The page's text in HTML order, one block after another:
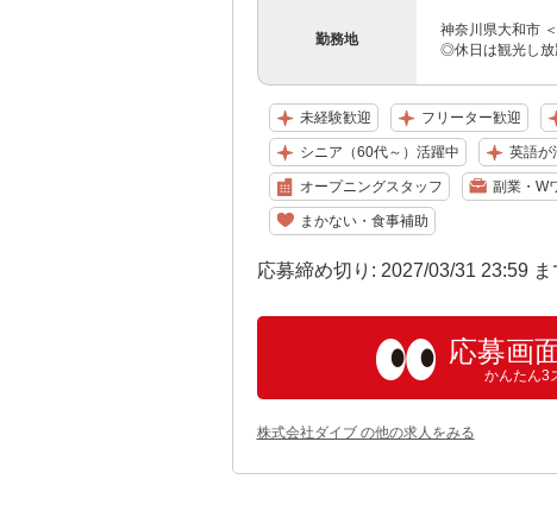
勤務地
神奈川県大和市
◎休日は観光し放
未経験歓迎 フリーター歓迎
シニア（60代～）活躍中 英語が
オープニングスタッフ 副業・W
まかない・食事補助
応募締め切り: 2027/03/31 23:59 ま
応募画
かんたん3
株式会社ダイブ の他の求人をみる